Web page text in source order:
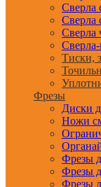
Сверла
Сверла
Сверла
Тиски,
Фрезы
Диски
Ножи
Фрезы
Фрезы
Фрезы